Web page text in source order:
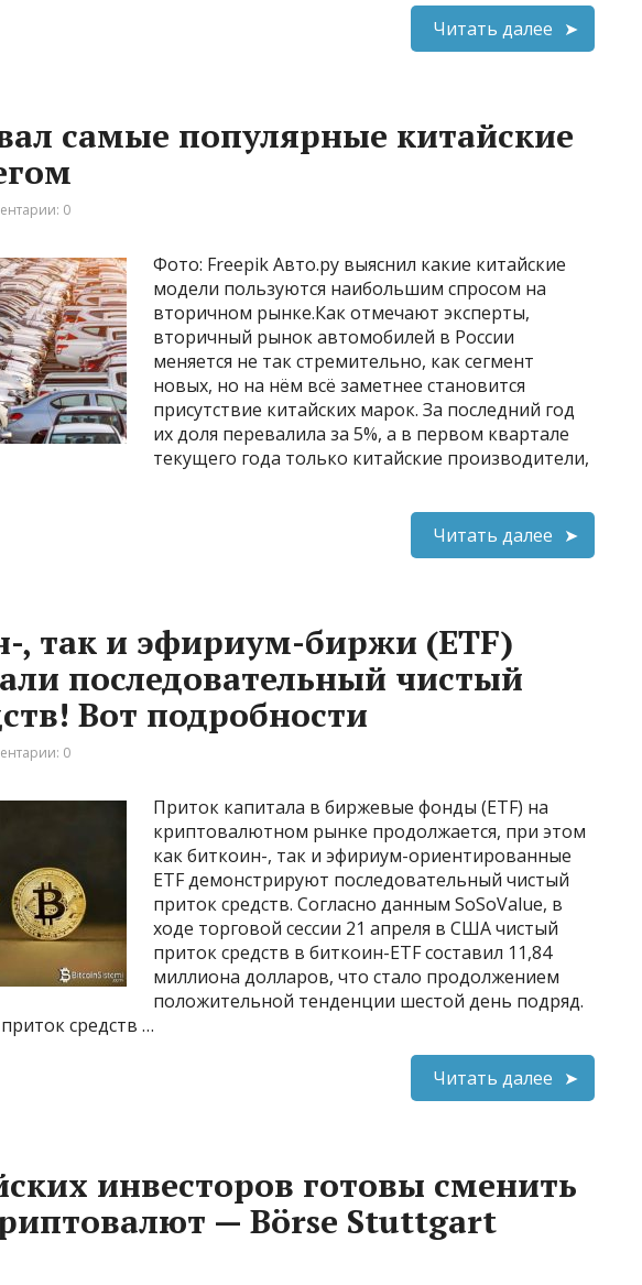
Читать далее
самые популярные китайские
0
Фото: Freepik Авто.ру выяснил какие китайские
модели пользуются наибольшим спросом на
вторичном рынке.Как отмечают эксперты,
вторичный рынок автомобилей в России
меняется не так стремительно, как сегмент
новых, но на нём всё заметнее становится
присутствие китайских марок. За последний год
их доля перевалила за 5%, а в первом квартале
текущего года только китайские производители,
Читать далее
, так и эфириум-биржи (ETF)
последовательный чистый
Вот подробности
0
Приток капитала в биржевые фонды (ETF) на
криптовалютном рынке продолжается, при этом
как биткоин-, так и эфириум-ориентированные
ETF демонстрируют последовательный чистый
приток средств. Согласно данным SoSoValue, в
ходе торговой сессии 21 апреля в США чистый
приток средств в биткоин-ETF составил 11,84
миллиона долларов, что стало продолжением
положительной тенденции шестой день подряд.
средств …
Читать далее
инвесторов готовы сменить
— Börse Stuttgart